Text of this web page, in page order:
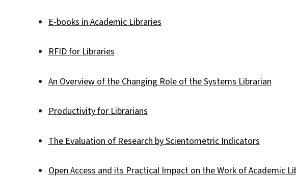
E-books in Academic Libraries
RFID for Libraries
An Overview of the Changing Role of the Systems Librarian
Productivity for Librarians
The Evaluation of Research by Scientometric Indicators
Open Access and its Practical Impact on the Work of Academic